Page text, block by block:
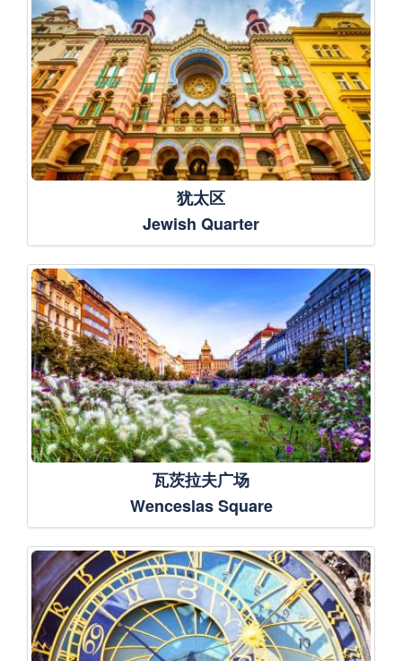
犹太区
Jewish Quarter
瓦茨拉夫广场
Wenceslas Square